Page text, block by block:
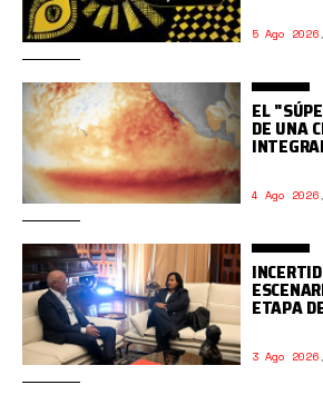
5 Ago 2026,
EL
DE UNA
4 Ago 2026,
ETAPA
3 Ago 2026,